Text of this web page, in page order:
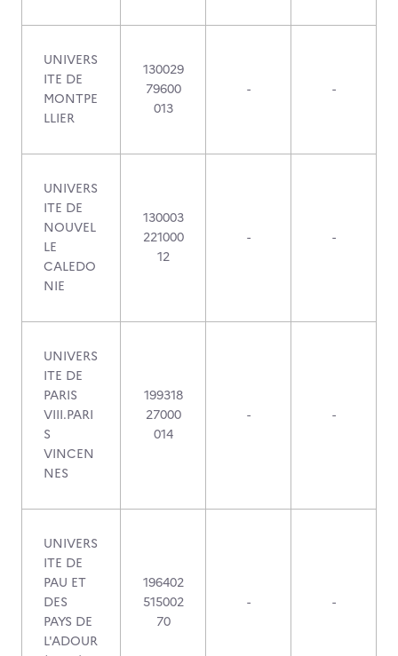
UNIVERS
ITE DE
MONTPE
LLIER
130029
79600
013
- -
UNIVERS
ITE DE
NOUVEL
LE
CALEDO
NIE
130003
221000
12
- -
UNIVERS
ITE DE
PARIS
VIII.PARI
S
VINCEN
NES
199318
27000
014
- -
UNIVERS
ITE DE
PAU ET
DES
PAYS DE
L'ADOUR
196402
515002
70
- -